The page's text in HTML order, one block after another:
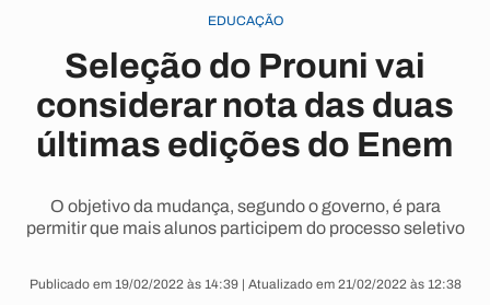
EDUCAÇÃO
Seleção do Prouni vai
considerar nota das duas
últimas edições do Enem
O objetivo da mudança, segundo o governo, é para
permitir que mais alunos participem do processo seletivo
Publicado em 19/02/2022 às 14:39 | Atualizado em 21/02/2022 às 12:38